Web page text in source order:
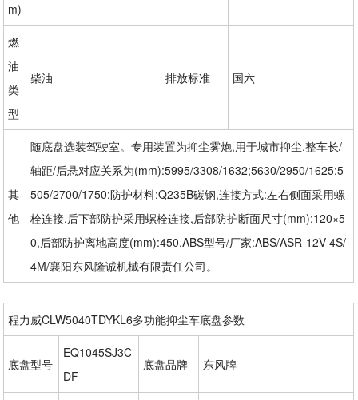
m)
燃
油
类
型
柴油 排放标准 国六
其
他
随底盘选装驾驶室。专用装置为抑尘雾炮,用于城市抑尘.整车长/
轴距/后悬对应关系为(mm):5995/3308/1632;5630/2950/1625;5
505/2700/1750;防护材料:Q235B碳钢,连接方式:左右侧面采用螺
栓连接,后下部防护采用螺栓连接,后部防护断面尺寸(mm):120×5
0,后部防护离地高度(mm):450.ABS型号/厂家:ABS/ASR-12V-4S/
4M/襄阳东风隆诚机械有限责任公司。
程力威CLW5040TDYKL6多功能抑尘车底盘参数
底盘型号
EQ1045SJ3C
DF
底盘品牌 东风牌